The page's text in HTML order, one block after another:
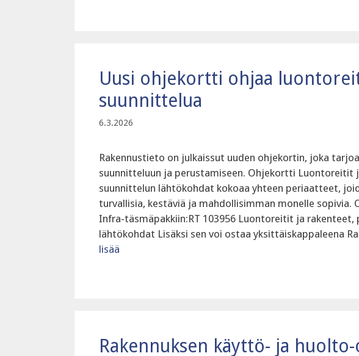
Uusi ohjekortti ohjaa
suunnittelua
6.3.2026
Rakennustieto on julkaissut uuden ohjekortin, joka
suunnitteluun ja perustamiseen. Ohjekortti Luontoreitit
suunnittelun lähtökohdat kokoaa yhteen periaatteet,
turvallisia, kestäviä ja mahdollisimman monelle
Infra-täsmäpakkiin:RT 103956 Luontoreitit ja rakenteet,
lähtökohdat Lisäksi sen voi ostaa yksittäiskappaleena
lisää
Rakennuksen käyttö- ja